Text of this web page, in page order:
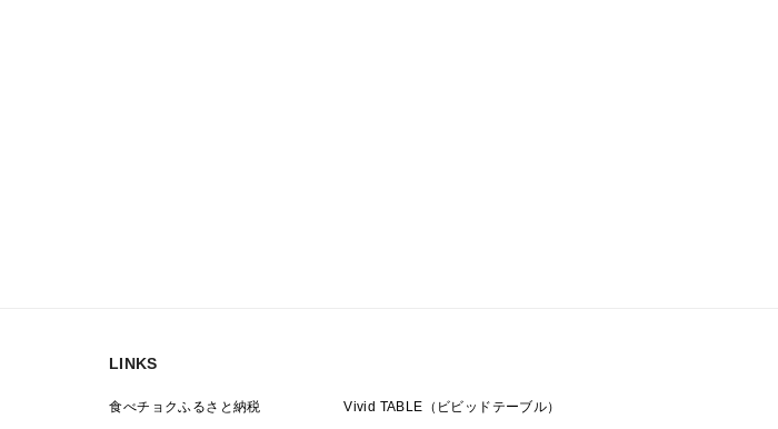
LINKS
食べチョクふるさと納税 Vivid TABLE（ビビッドテーブル）